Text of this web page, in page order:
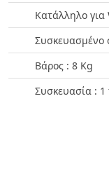
Κατάλληλο για
Συσκευασμένο
Βάρος : 8 Kg
Συσκευασία : 1